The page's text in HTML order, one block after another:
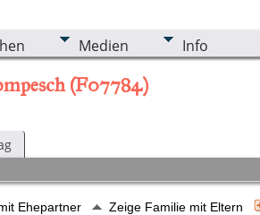
Medien Info
(F07784)
Ehepartner Zeige Familie mit Eltern